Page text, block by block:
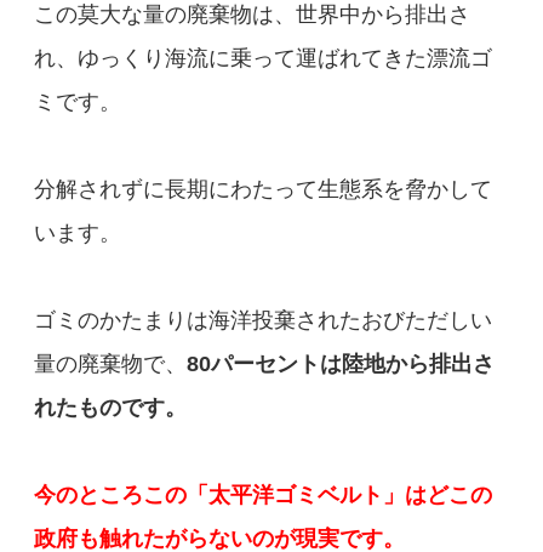
この莫大な量の廃棄物は、世界中から排出さ
れ、ゆっくり海流に乗って運ばれてきた漂流ゴ
ミです。
分解されずに長期にわたって生態系を脅かして
います。
ゴミのかたまりは海洋投棄されたおびただしい
量の廃棄物で、 80パーセントは陸地から排出さ
れたものです。
今のところこの「太平洋ゴミベルト」はどこの
政府も触れたがらないのが現実です。